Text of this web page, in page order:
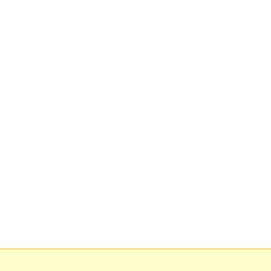
Términos y